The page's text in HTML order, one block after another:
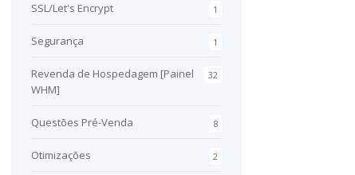
1
SSL/Let's Encrypt
1
Segurança
32
Revenda de Hospedagem [Painel
WHM]
8
Questões Pré-Venda
2
Otimizações